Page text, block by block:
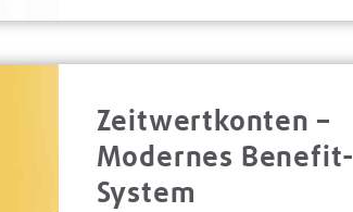
Zeitwertkonten –
Modernes Benefit-
System